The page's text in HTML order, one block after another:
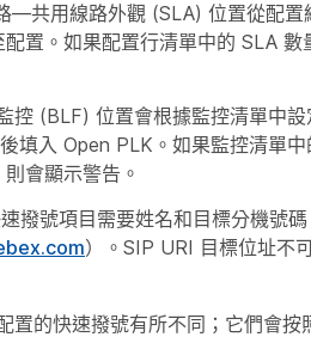
—共用線路外觀 (SLA) 位置從配置
置。如果配置行清單中的 SLA
控 (BLF) 位置會根據監控清單中設
填入 Open PLK。如果監控清單
會顯示警告。
撥號項目需要姓名和目標分機號
）。SIP URI 目標位址不
置的快速撥號有所不同；它們會